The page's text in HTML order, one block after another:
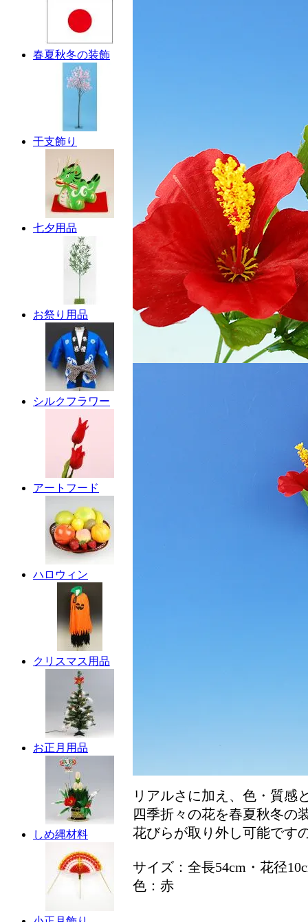
春夏秋冬の装飾
干支飾り
七夕用品
お祭り用品
シルクフラワー
アートフード
ハロウィン
クリスマス用品
お正月用品
しめ縄材料
リアルさに加え、色・質感
四季折々の花を春夏秋冬の
花びらが取り外し可能です
サイズ：全長54cm・花径
色：赤